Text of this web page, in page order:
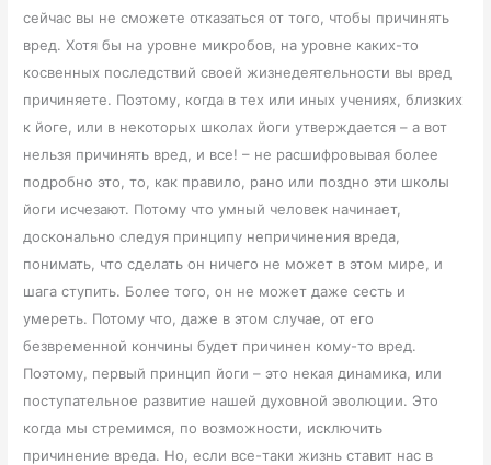
сейчас вы не сможете отказаться от того, чтобы причинять
вред. Хотя бы на уровне микробов, на уровне каких-то
косвенных последствий своей жизнедеятельности вы вред
причиняете. Поэтому, когда в тех или иных учениях, близких
к йоге, или в некоторых школах йоги утверждается – а вот
нельзя причинять вред, и все! – не расшифровывая более
подробно это, то, как правило, рано или поздно эти школы
йоги исчезают. Потому что умный человек начинает,
досконально следуя принципу непричинения вреда,
понимать, что сделать он ничего не может в этом мире, и
шага ступить. Более того, он не может даже сесть и
умереть. Потому что, даже в этом случае, от его
безвременной кончины будет причинен кому-то вред.
Поэтому, первый принцип йоги – это некая динамика, или
поступательное развитие нашей духовной эволюции. Это
когда мы стремимся, по возможности, исключить
причинение вреда. Но, если все-таки жизнь ставит нас в